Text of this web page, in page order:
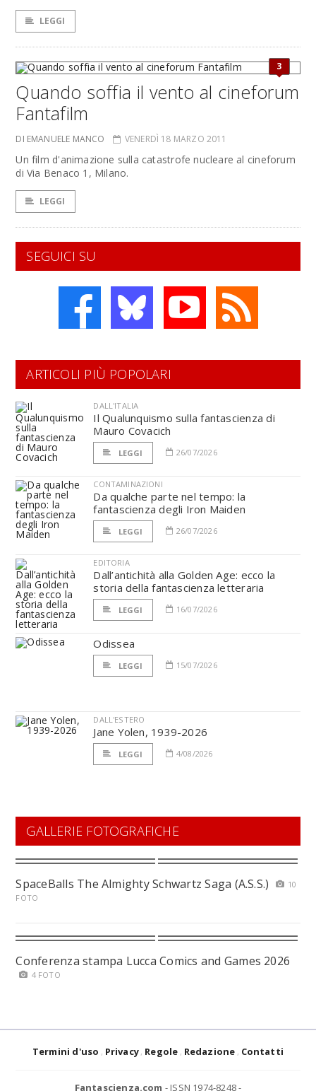
LEGGI
3
Quando soffia il vento al cineforum
Fantafilm
DI EMANUELE MANCO VENERDÌ 18 MARZO 2011
Un film d'animazione sulla catastrofe nucleare al cineforum
di Via Benaco 1, Milano.
LEGGI
SEGUICI SU
ARTICOLI PIÙ POPOLARI
DALL'ITALIA
Il Qualunquismo sulla fantascienza di
Mauro Covacich
LEGGI 26/07/2026
CONTAMINAZIONI
Da qualche parte nel tempo: la
fantascienza degli Iron Maiden
LEGGI 26/07/2026
EDITORIA
Dall’antichità alla Golden Age: ecco la
storia della fantascienza letteraria
LEGGI 16/07/2026
Odissea
LEGGI 15/07/2026
DALL'ESTERO
Jane Yolen, 1939-2026
LEGGI 4/08/2026
GALLERIE FOTOGRAFICHE
SpaceBalls The Almighty Schwartz Saga (A.S.S.)
10
FOTO
Conferenza stampa Lucca Comics and Games 2026
4 FOTO
Termini d'uso Privacy Regole Redazione Contatti
Fantascienza.com - ISSN 1974-8248 -